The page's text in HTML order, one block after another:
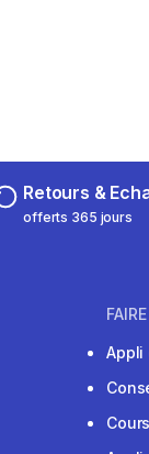
Retours &
offerts 365 jours
Appli